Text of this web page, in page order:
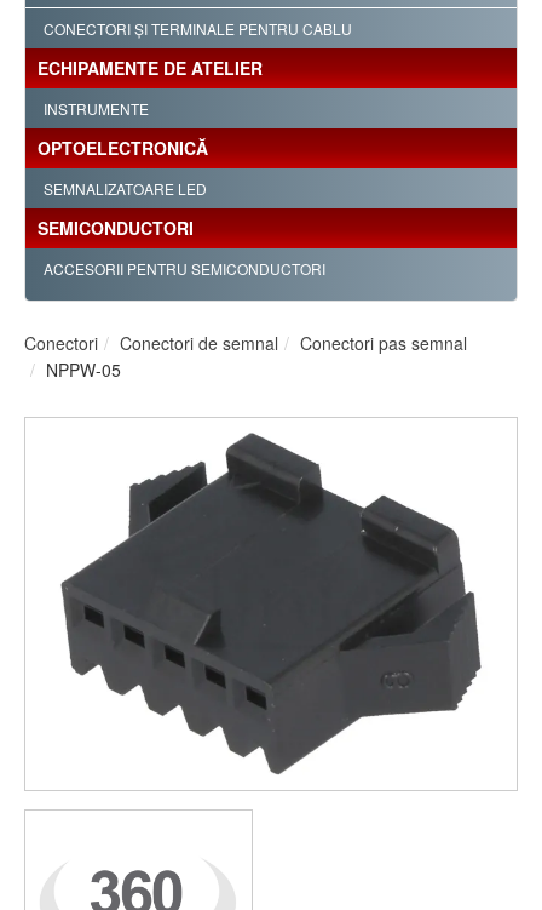
CONECTORI ŞI TERMINALE PENTRU CABLU
ECHIPAMENTE DE ATELIER
INSTRUMENTE
OPTOELECTRONICĂ
SEMNALIZATOARE LED
SEMICONDUCTORI
ACCESORII PENTRU SEMICONDUCTORI
Conectori Conectori de semnal
Conectori pas semnal
NPPW-05